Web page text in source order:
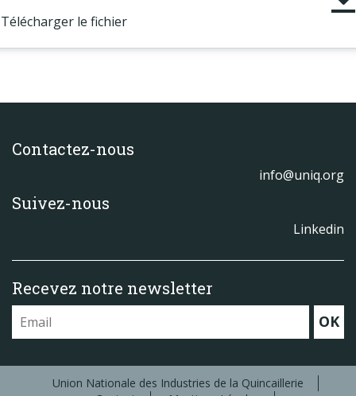
Télécharger le fichier
Contactez-nous
info@uniq.org
Suivez-nous
Linkedin
Recevez notre newsletter
OK
Union Nationale des Industries de la Quincaillerie